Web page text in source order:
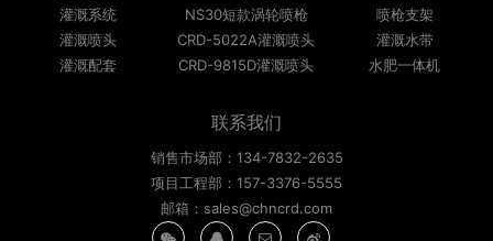
灌溉系统
灌溉喷头
灌溉配套
NS30短款涡轮喷枪
CRD-5022A灌溉喷头
CRD-9815D灌溉喷头
喷枪支架
灌溉水带
水肥一体机
联系我们
销售市场部：134-7832-2635
项目工程部：157-3376-5555
邮箱：sales@chncrd.com